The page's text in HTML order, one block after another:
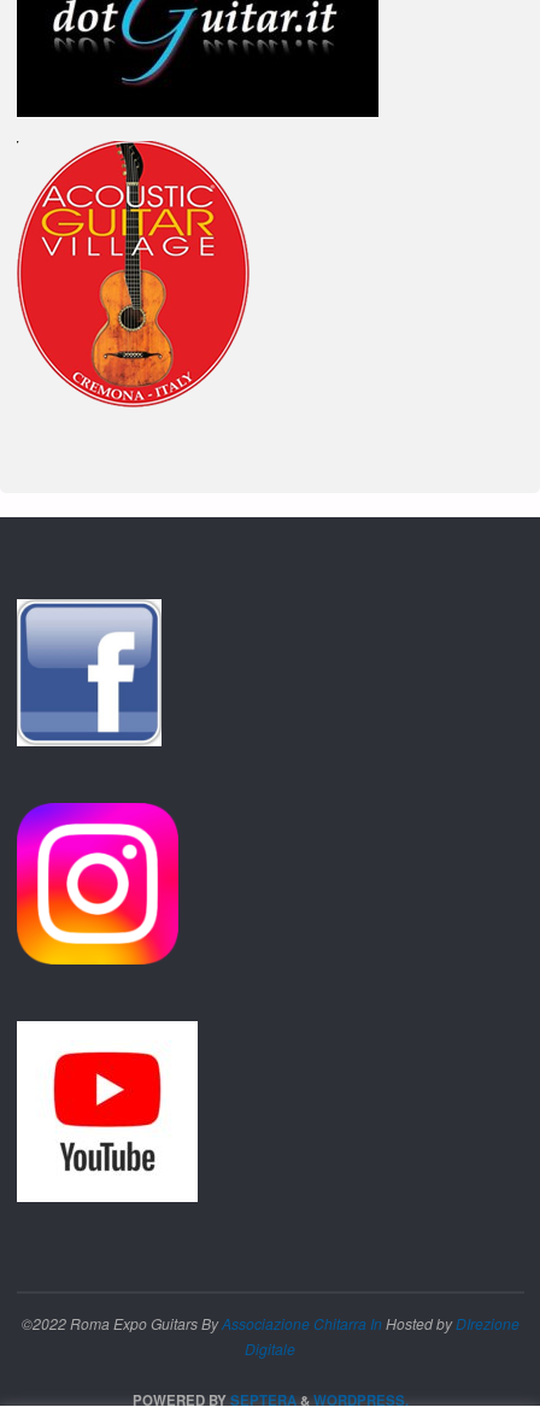
©2022 Roma Expo Guitars ByAssociazione Chitarra InHosted byDIrezione
Digitale
POWERED BYSEPTERA&WORDPRESS.